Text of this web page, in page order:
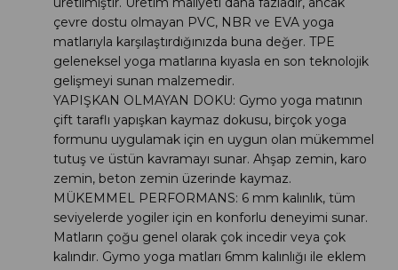
çevre dostu olmayan PVC, NBR ve EVA yoga
matlarıyla karşılaştırdığınızda buna değer. TPE
geleneksel yoga matlarına kıyasla en son teknolojik
gelişmeyi sunan malzemedir.
YAPIŞKAN OLMAYAN DOKU: Gymo yoga matının
çift taraflı yapışkan kaymaz dokusu, birçok yoga
formunu uygulamak için en uygun olan mükemmel
tutuş ve üstün kavramayı sunar. Ahşap zemin, karo
zemin, beton zemin üzerinde kaymaz.
MÜKEMMEL PERFORMANS: 6 mm kalınlık, tüm
seviyelerde yogiler için en konforlu deneyimi sunar.
Matların çoğu genel olarak çok incedir veya çok
kalındır. Gymo yoga matları 6mm kalınlığı ile eklem